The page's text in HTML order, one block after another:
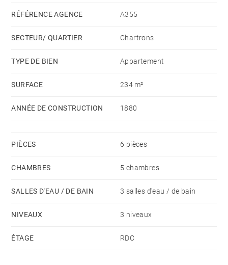
RÉFÉRENCE AGENCE A355
SECTEUR/ QUARTIER Chartrons
TYPE DE BIEN Appartement
SURFACE 234 m²
ANNÉE DE CONSTRUCTION 1880
PIÈCES 6 pièces
CHAMBRES 5 chambres
SALLES D'EAU / DE BAIN 3 salles d'eau / de bain
NIVEAUX 3 niveaux
ÉTAGE RDC